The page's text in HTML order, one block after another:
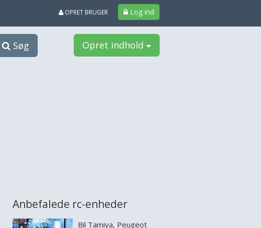
Log ind
OPRET BRUGER
Søg Opret indhold
Anbefalede rc-enheder
Bil Tamiya, Peugeot